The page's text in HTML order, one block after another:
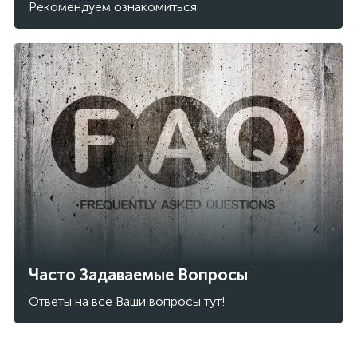
Рекомендуем ознакомиться
Часто Задаваемые Вопросы
Ответы на все Ваши вопросы тут!